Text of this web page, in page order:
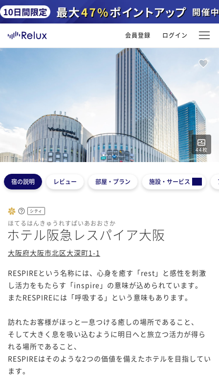
会員登録 ログイン
44枚
12345
宿の説明 レビュー 部屋・プラン 施設・サービス
シティ
ほてるはんきゅうれすぱいあおおさか
ホテル阪急レスパイア大阪
大阪府大阪市北区大深町1-1
RESPIREという名称には、心身を癒す「rest」と感性を刺激
し活力をもたらす「inspire」の意味が込められています。
またRESPIREには「呼吸する」という意味もあります。
訪れたお客様がほっと一息つける癒しの場所であること、
そして大きく息を吸い込むように明日へと旅立つ活力が得ら
れる場所であること、
RESPIREはそのような2つの価値を備えたホテルを目指してい
ます。